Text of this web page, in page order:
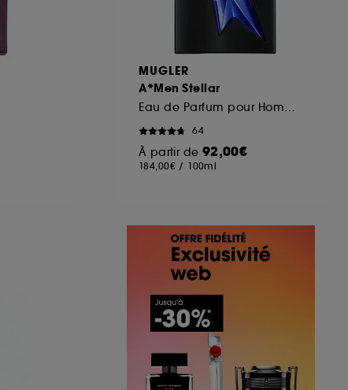
MUGLER
A*Men Stellar
64
À partir de 92,00€
184,00€ / 100ml